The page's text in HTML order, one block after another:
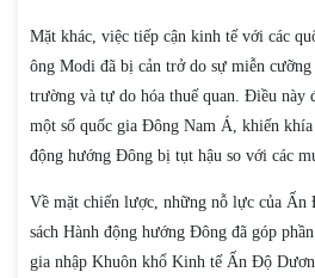
Mặt khác, việc tiếp cận kinh tế với các
ông Modi đã bị cản trở do sự miễn
trường và tự do hóa thuế quan. Điều này
một số quốc gia Đông Nam Á, khiến khía
động hướng Đông bị tụt hậu so với các
Về mặt chiến lược, những nỗ lực của Ấn
sách Hành động hướng Đông đã góp
gia nhập Khuôn khổ Kinh tế Ấn Độ